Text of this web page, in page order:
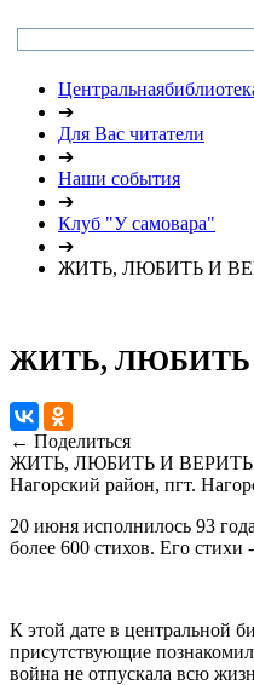
➔
Для Вас читатели
➔
Наши события
➔
Клуб "У самовара"
➔
ЖИТЬ, ЛЮБИТЬ И
ЖИТЬ, ЛЮБИТЬ
← Поделиться
ЖИТЬ, ЛЮБИТЬ И ВЕРИТЬ
Нагорский район, пгт.
20 июня исполнилось 93
более 600 стихов. Его
К этой дате в центральной
присутствующие
война не отпускала всю